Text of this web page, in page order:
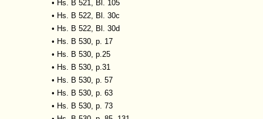
• Hs. B 521, Bl. 105
• Hs. B 522, Bl. 30c
• Hs. B 522, Bl. 30d
• Hs. B 530, p. 17
• Hs. B 530, p.25
• Hs. B 530, p.31
• Hs. B 530, p. 57
• Hs. B 530, p. 63
• Hs. B 530, p. 73